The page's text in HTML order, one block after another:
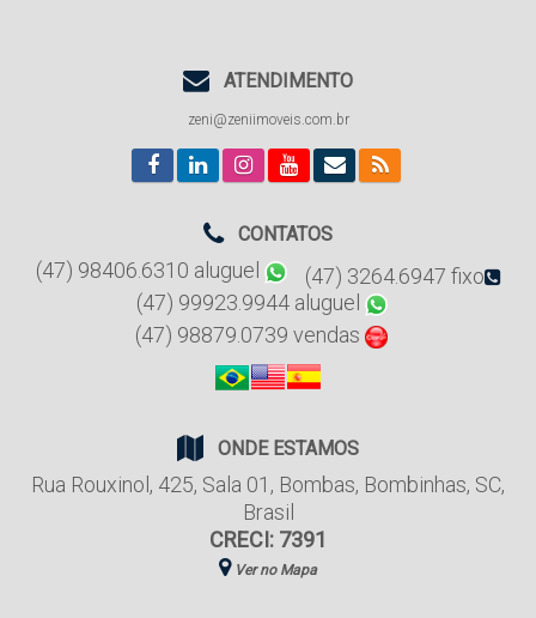
ATENDIMENTO
zeni@zeniimoveis.com.br
CONTATOS
(47) 98406.6310 aluguel
(47) 3264.6947 fixo
(47) 99923.9944 aluguel
(47) 98879.0739 vendas
ONDE ESTAMOS
Rua Rouxinol , 425, Sala 01 , Bombas, Bombinhas, SC,
Brasil
CRECI: 7391
Ver no Mapa